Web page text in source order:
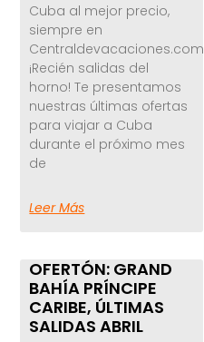
Cuba al mejor precio,
siempre en
Centraldevacaciones.com
¡Recién salidas del
horno! Te presentamos
nuestras últimas ofertas
para viajar a Cuba
durante el próximo mes
de
Leer Más
OFERTÓN: GRAND
BAHÍA PRÍNCIPE
CARIBE, ÚLTIMAS
SALIDAS ABRIL